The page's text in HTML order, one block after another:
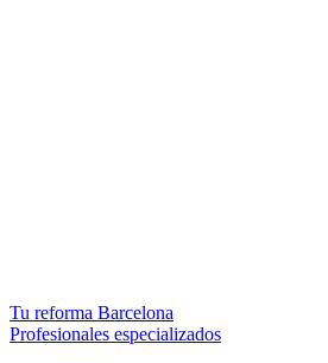
Tu reforma Barcelona
Profesionales especializados